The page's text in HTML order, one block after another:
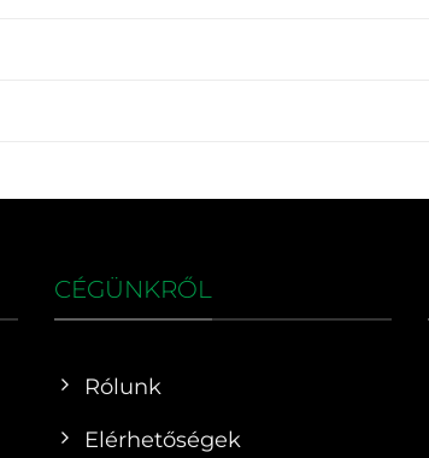
CÉGÜNKRŐL
Rólunk
Elérhetőségek